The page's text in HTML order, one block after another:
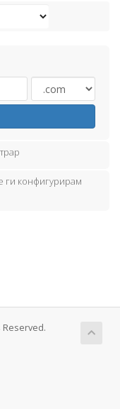
ги конфигурирам
Reserved.